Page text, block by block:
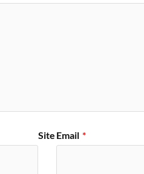
Email *
Site